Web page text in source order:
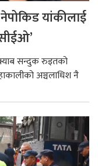
यांकीलाई
सन्दुक रुइतको
अञ्चलाधिश नै